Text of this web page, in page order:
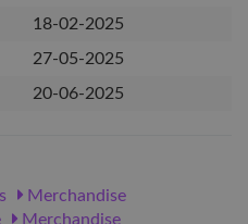
18-02-2025
27-05-2025
20-06-2025
Merchandise
Merchandise